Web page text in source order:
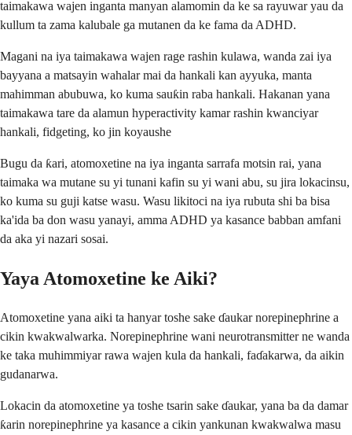
taimakawa wajen inganta manyan alamomin da ke sa rayuwar yau da
kullum ta zama kalubale ga mutanen da ke fama da ADHD.
Magani na iya taimakawa wajen rage rashin kulawa, wanda zai iya
bayyana a matsayin wahalar mai da hankali kan ayyuka, manta
mahimman abubuwa, ko kuma sauƙin raba hankali. Hakanan yana
taimakawa tare da alamun hyperactivity kamar rashin kwanciyar
hankali, fidgeting, ko jin koyaushe
Bugu da ƙari, atomoxetine na iya inganta sarrafa motsin rai, yana
taimaka wa mutane su yi tunani kafin su yi wani abu, su jira lokacinsu,
ko kuma su guji katse wasu. Wasu likitoci na iya rubuta shi ba bisa
ka'ida ba don wasu yanayi, amma ADHD ya kasance babban amfani
da aka yi nazari sosai.
Yaya Atomoxetine ke Aiki?
Atomoxetine yana aiki ta hanyar toshe sake ɗaukar norepinephrine a
cikin kwakwalwarka. Norepinephrine wani neurotransmitter ne wanda
ke taka muhimmiyar rawa wajen kula da hankali, faɗakarwa, da aikin
gudanarwa.
Lokacin da atomoxetine ya toshe tsarin sake ɗaukar, yana ba da damar
ƙarin norepinephrine ya kasance a cikin yankunan kwakwalwa masu